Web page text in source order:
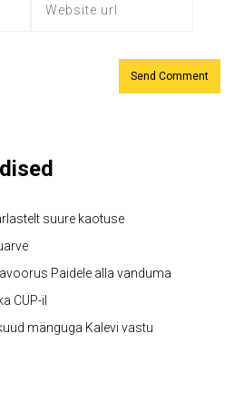
suure kaotuse
Paidele alla vanduma
CUP-il
mänguga Kalevi vastu